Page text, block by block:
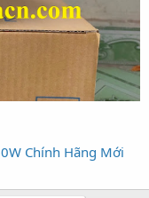
Chính Hãng Mới